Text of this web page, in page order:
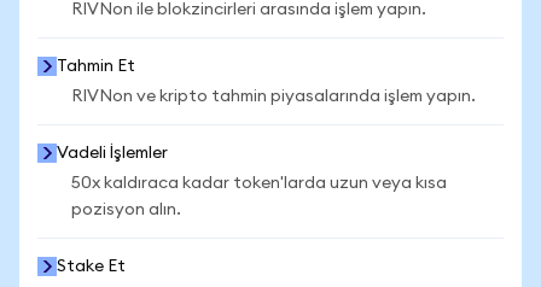
RIVNon ile blokzincirleri arasında işlem yapın.
Tahmin Et
RIVNon ve kripto tahmin piyasalarında işlem yapın.
Vadeli İşlemler
50x kaldıraca kadar token'larda uzun veya kısa
pozisyon alın.
Stake Et